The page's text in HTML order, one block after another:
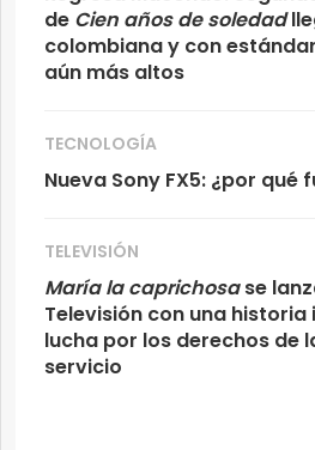
de Cien años de soledad
colombiana y con
aún más altos
TECNOLOGÍA
Nueva Sony FX5: ¿por qué
TELEVISIÓN
María la caprichosase
Televisión con una historia
lucha por los derechos de
servicio